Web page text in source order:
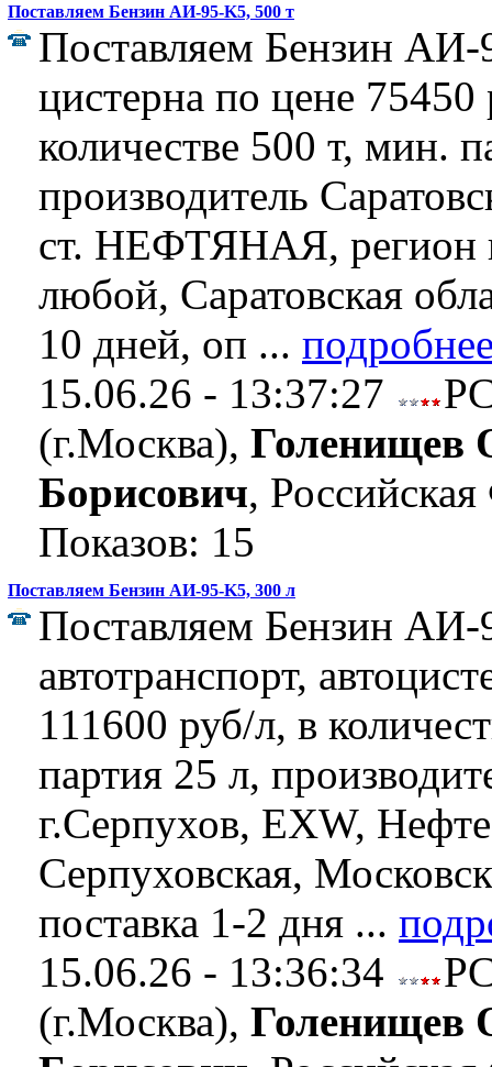
Поставляем Бензин АИ-95-K5, 500 т
Поставляем Бензин
цистерна по цене 75450
количестве 500 т, мин.
производитель
ст. НЕФТЯНАЯ, регион
любой, Саратовская
10 дней, оп ...
15.06.26 - 13:37:27
(г.Москва), Голенищев
Борисович,
Показов: 15
Поставляем Бензин АИ-95-K5, 300 л
Поставляем Бензин
автотранспорт,
111600 руб/л, в
партия 25 л,
г.Серпухов, EXW,
Серпуховская,
поставка 1-2 дня ...
15.06.26 - 13:36:34
(г.Москва), Голенищев